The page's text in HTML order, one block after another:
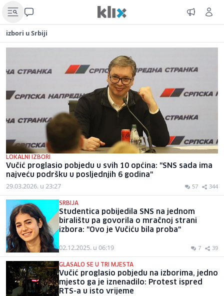
izbori u Srbiji
LOKALNI IZBORI
Vučić proglasio pobjedu u svih 10 općina: "SNS sada ima
najveću podršku u posljednjih 6 godina"
29.03.2026. u 23:27 57 344
SRBIJA
Studentica pobijedila SNS na jednom
biralištu pa govorila o mračnoj strani
izbora: "Ovo je Vučiću bila proba"
02.12.2025. u 06:19 7 39
GLASALO SE U TRI MJESTA
Vučić proglasio pobjedu na izborima, jedno
mjesto ga je iznenadilo: Protest ispred
RTS-a u isto vrijeme